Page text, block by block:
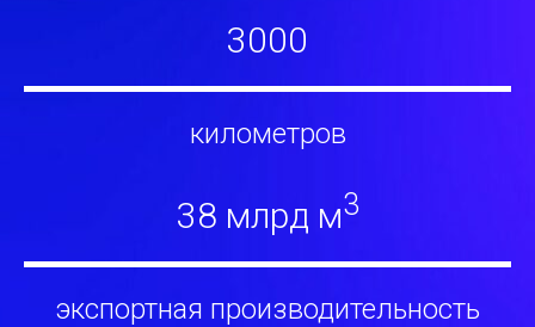
3000
километров
38 млрд м3
экспортная производительность